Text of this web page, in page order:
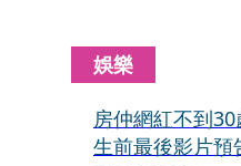
娛樂
房仲網紅不到
生前最後影片預